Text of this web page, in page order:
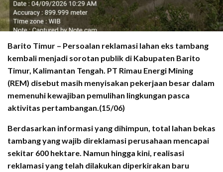
Barito Timur – Persoalan reklamasi lahan eks tambang
kembali menjadi sorotan publik di Kabupaten Barito
Timur, Kalimantan Tengah. PT Rimau Energi Mining
(REM) disebut masih menyisakan pekerjaan besar dalam
memenuhi kewajiban pemulihan lingkungan pasca
aktivitas pertambangan.(15/06)
Berdasarkan informasi yang dihimpun, total lahan bekas
tambang yang wajib direklamasi perusahaan mencapai
sekitar 600 hektare. Namun hingga kini, realisasi
reklamasi yang telah dilakukan diperkirakan baru